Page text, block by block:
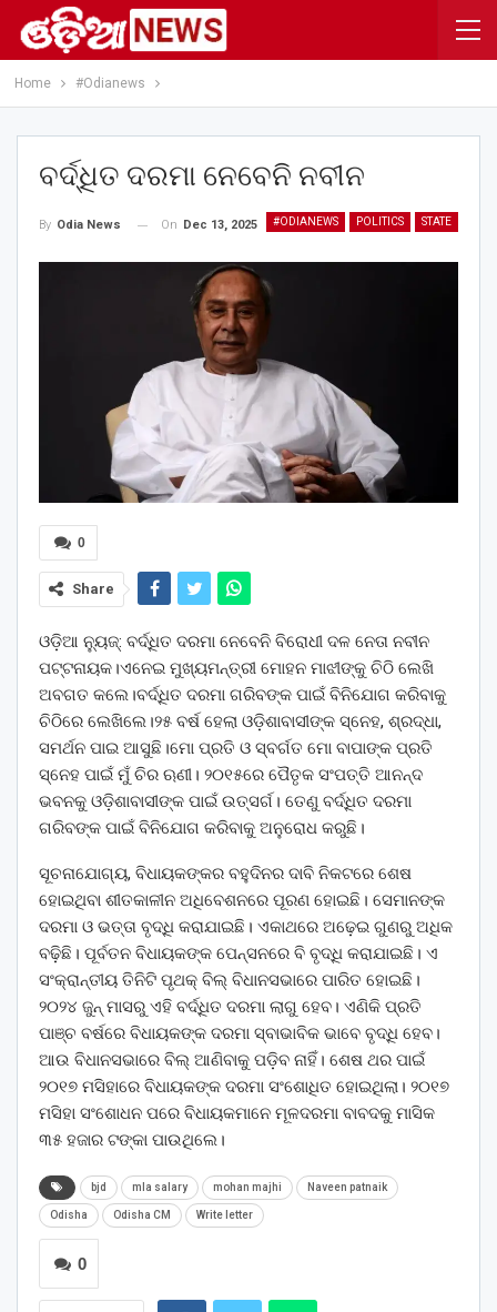
Home #Odianews
ବର୍ଦ୍ଧିତ ଦରମା ନେବେନି ନବୀନ
#ODIANEWS POLITICS STATE
By Odia News On Dec 13, 2025
0
Share
ଓଡ଼ିଆ ନ୍ୟୁଜ୍: ବର୍ଦ୍ଧିତ ଦରମା ନେବେନି ବିରୋଧୀ ଦଳ ନେତା ନବୀନ
ପଟ୍ଟନାୟକ।ଏନେଇ ମୁଖ୍ୟମନ୍ତ୍ରୀ ମୋହନ ମାଝୀଙ୍କୁ ଚିଠି ଲେଖି
ଅବଗତ କଲେ।ବର୍ଦ୍ଧିତ ଦରମା ଗରିବଙ୍କ ପାଇଁ ବିନିଯୋଗ କରିବାକୁ
ଚିଠିରେ ଲେଖିଲେ।୨୫ ବର୍ଷ ହେଲା ଓଡ଼ିଶାବାସୀଙ୍କ ସ୍ନେହ, ଶ୍ରଦ୍ଧା,
ସମର୍ଥନ ପାଇ ଆସୁଛି।ମୋ ପ୍ରତି ଓ ସ୍ବର୍ଗତ ମୋ ବାପାଙ୍କ ପ୍ରତି
ସ୍ନେହ ପାଇଁ ମୁଁ ଚିର ଋଣୀ। ୨୦୧୫ରେ ପୈତୃକ ସଂପତ୍ତି ଆନନ୍ଦ
ଭବନକୁ ଓଡ଼ିଶାବାସୀଙ୍କ ପାଇଁ ଉତ୍ସର୍ଗ। ତେଣୁ ବର୍ଦ୍ଧିତ ଦରମା
ଗରିବଙ୍କ ପାଇଁ ବିନିଯୋଗ କରିବାକୁ ଅନୁରୋଧ କରୁଛି।
ସୂଚନାଯୋଗ୍ୟ, ବିଧାୟକଙ୍କର ବହୁଦିନର ଦାବି ନିକଟରେ ଶେଷ
ହୋଇଥିବା ଶୀତକାଳୀନ ଅଧିବେଶନରେ ପୂରଣ ହୋଇଛି। ସେମାନଙ୍କ
ଦରମା‌ ଓ ଭତ୍ତା ବୃଦ୍ଧି କରାଯାଇଛି। ଏକାଥରେ ଅଢ଼େଇ ଗୁଣରୁ ଅଧିକ
ବଢ଼ିଛି। ପୂର୍ବତନ ବିଧାୟକଙ୍କ ପେନ୍‌ସନରେ ବି ବୃଦ୍ଧି କରାଯାଇଛି। ଏ
ସଂକ୍ରାନ୍ତୀୟ ତିନିଟି ପୃଥକ୍ ବିଲ୍‌ ବିଧାନସଭାରେ ପାରିତ ହୋଇଛି।
୨୦୨୪ ଜୁନ୍ ମାସରୁ ଏହି ବର୍ଦ୍ଧିତ ଦରମା ଲାଗୁ ହେବ। ଏଣିକି ପ୍ରତି
ପାଞ୍ଚ ବର୍ଷରେ ବିଧାୟକଙ୍କ ଦରମା ସ୍ବାଭାବିକ ଭାବେ ବୃଦ୍ଧି ହେବ।
ଆଉ ବିଧାନସଭାରେ ବିଲ୍‌ ଆଣିବାକୁ ପଡ଼ିବ ନାହିଁ। ଶେଷ ଥର ପାଇଁ
୨୦୧୭ ମସିହାରେ ବିଧାୟକଙ୍କ ଦରମା ସଂ‌ଶୋଧିତ ହୋଇଥିଲା। ୨୦୧୭
ମସିହା ସଂ‌ଶୋଧନ ପରେ ବିଧାୟକମାନେ ମୂଳଦରମା ବାବଦକୁ ମାସିକ
୩୫ ହଜାର ଟଙ୍କା ପାଉଥିଲେ।
bjd mla salary mohan majhi Naveen patnaik
Odisha Odisha CM Write letter
0